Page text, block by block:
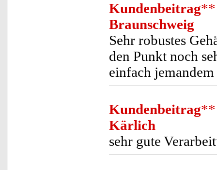
Kundenbeitrag**
Braunschweig
Sehr robustes
den Punkt noch
einfach
Kundenbeitrag**
Kärlich
sehr gute